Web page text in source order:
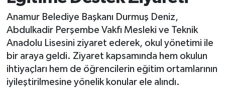
Anamur Belediye Başkanı Durmuş Deniz,
Abdulkadir Perşembe Vakfı Mesleki ve Teknik
Anadolu Lisesini ziyaret ederek, okul yönetimi ile
bir araya geldi. Ziyaret kapsamında hem okulun
ihtiyaçları hem de öğrencilerin eğitim ortamlarının
iyileştirilmesine yönelik konular ele alındı.